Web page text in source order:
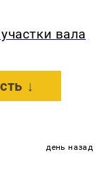
вала
↓
день назад